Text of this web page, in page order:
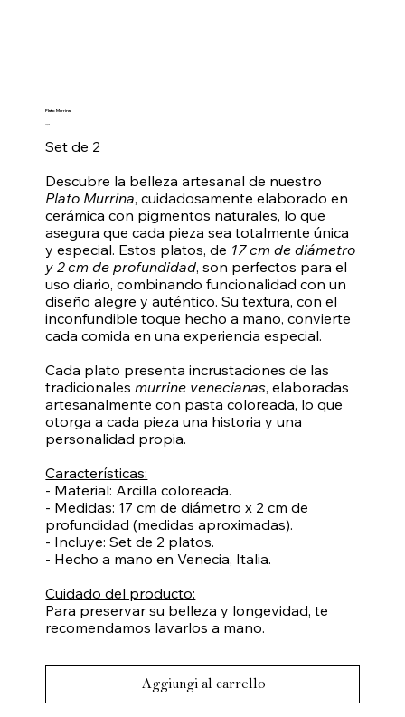
Plato Murrina
Prezzo
Set de 2
Descubre la belleza artesanal de nuestro
Plato Murrina, cuidadosamente elaborado en
cerámica con pigmentos naturales, lo que
asegura que cada pieza sea totalmente única
y especial. Estos platos, de 17 cm de diámetro
y 2 cm de profundidad, son perfectos para el
uso diario, combinando funcionalidad con un
diseño alegre y auténtico. Su textura, con el
inconfundible toque hecho a mano, convierte
cada comida en una experiencia especial.
Cada plato presenta incrustaciones de las
tradicionalesmurrine venecianas, elaboradas
artesanalmente con pasta coloreada, lo que
otorga a cada pieza una historia y una
personalidad propia.
Características:
- Material: Arcilla coloreada.
- Medidas: 17 cm de diámetro x 2 cm de
profundidad (medidas aproximadas).
- Incluye: Set de 2 platos.
- Hecho a mano en Venecia, Italia.
Cuidado del producto:
Para preservar su belleza y longevidad, te
recomendamos lavarlos a mano.
Aggiungi al carrello